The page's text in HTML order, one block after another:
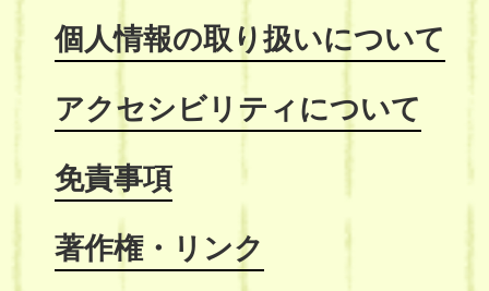
個人情報の取り扱いについて
アクセシビリティについて
免責事項
著作権・リンク